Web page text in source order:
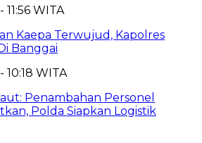
WITA
Kaepa Terwujud, Kapolres
Banggai
10:18 WITA
Penambahan Personel
Polda Siapkan Logistik